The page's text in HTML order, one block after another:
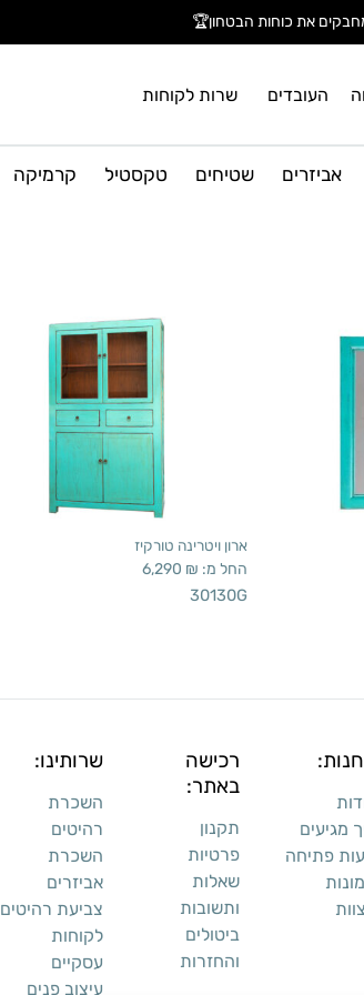
את כוחות הבטחון🏆
העובדים שרות לקוחות
אביזרים שטיחים טקסטיל קרמיקה
ארון ויטרינה טורקיז
החל מ: 6,290 ₪
30130G
מגיעים
פתיחה
רכישה
באתר:
תקנון
פרטיות
שאלות
ותשובות
ביטולים
והחזרות
שרותינו:
השכרת
רהיטים
השכרת
אביזרים
צביעת רהיטים
לקוחות
עסקיים
עיצוב פנים